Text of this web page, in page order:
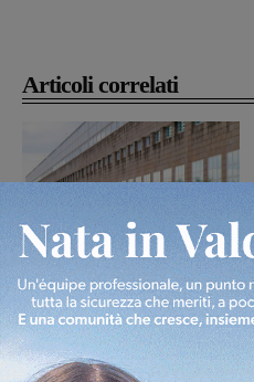
Articoli correlati
Punto Nascita della
Gruccia, Tucci (FdI):
“Montevarchi è sulla
giusta strada di un
aumento dei parti”